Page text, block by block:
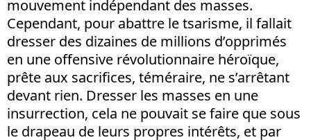
mouvement indépendant des masses.
Cependant, pour abattre le tsarisme, il fallait
dresser des dizaines de millions d’opprimés
en une offensive révolutionnaire héroïque,
prête aux sacrifices, téméraire, ne s’arrêtant
devant rien. Dresser les masses en une
insurrection, cela ne pouvait se faire que sous
le drapeau de leurs propres intérêts, et par